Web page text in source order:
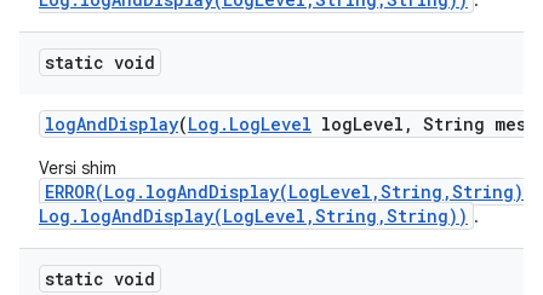
static void
logAndDisplay(Log . LogLevel logLevel , String
Versi shim
Log.logAndDisplay(LogLevel,String,String)) .
static void